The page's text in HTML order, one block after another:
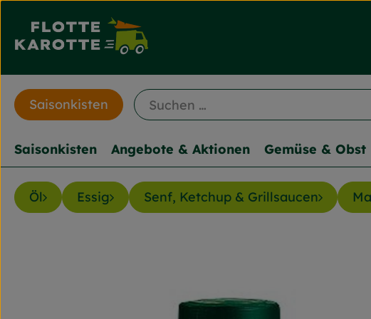
Saisonkisten
Saisonkisten Angebote & Aktionen Gemüse & Obst
Öl Essig Senf, Ketchup & Grillsaucen